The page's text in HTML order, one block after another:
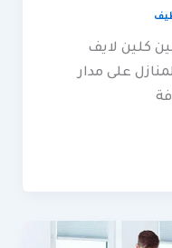
كلين لايف
على مدار